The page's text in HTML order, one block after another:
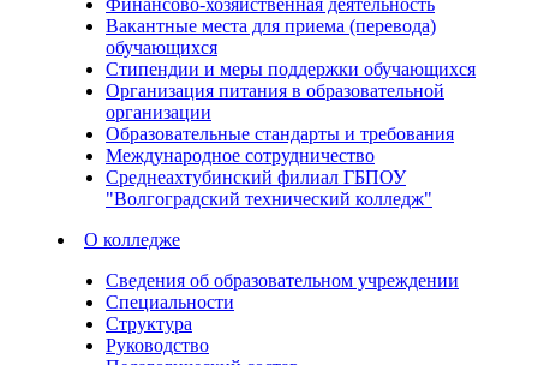
Финансово-хозяйственная деятельность
Вакантные места для приема (перевода)
обучающихся
Стипендии и меры поддержки обучающихся
Организация питания в образовательной
организации
Образовательные стандарты и требования
Международное сотрудничество
Среднеахтубинский филиал ГБПОУ
"Волгоградский технический колледж"
О колледже
Сведения об образовательном учреждении
Специальности
Структура
Руководство